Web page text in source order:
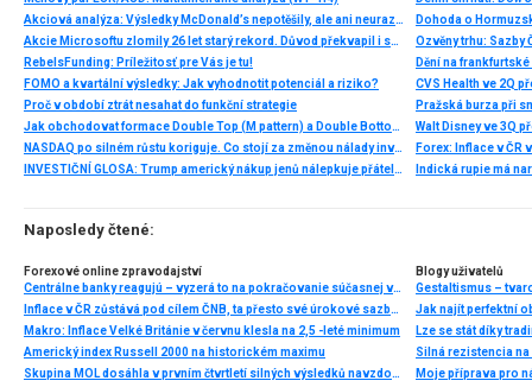
Akciová analýza: Výsledky McDonald’s nepotěšily, ale ani neurazily. Jakou vizi společnost prezentovala?
Akcie Microsoftu zlomily 26 let starý rekord. Důvod překvapil i samotné investory
RebelsFunding: Príležitosť pre Vás je tu!
FOMO a kvartální výsledky: Jak vyhodnotit potenciál a riziko?
Proč v období ztrát nesahat do funkční strategie
Jak obchodovat formace Double Top (M pattern) a Double Bottom (W pattern)
NASDAQ po silném růstu koriguje. Co stojí za změnou nálady investorů?
INVESTIČNÍ GLOSA: Trump americký nákup jenů nálepkuje přátelstvím. Pravda je jinde
Dohoda o
Pražská burza při
Naposledy čtené:
Forexové online zpravodajství
Centrálne banky reagujú – vyzerá to na pokračovanie súčasnej vlny globálneho uvoľňovania
Inflace v ČR zůstává pod cílem ČNB, ta přesto své úrokové sazby snižovat nebude. Obává se inflačních tlaků ve službách a obecněji v jádrových položkách
Makro: Inflace Velké Británie v červnu klesla na 2,5 -leté minimum
Americký index Russell 2000 na historickém maximu
Skupina MOL dosáhla v prvním čtvrtletí silných výsledků navzdory náročnému geopolitickému prostředí a krizím v dodávkách energií
Blogy uživatelů
Gestaltismus –
Jak najít perfektní
Lze se stát díky
Moje příprava pro